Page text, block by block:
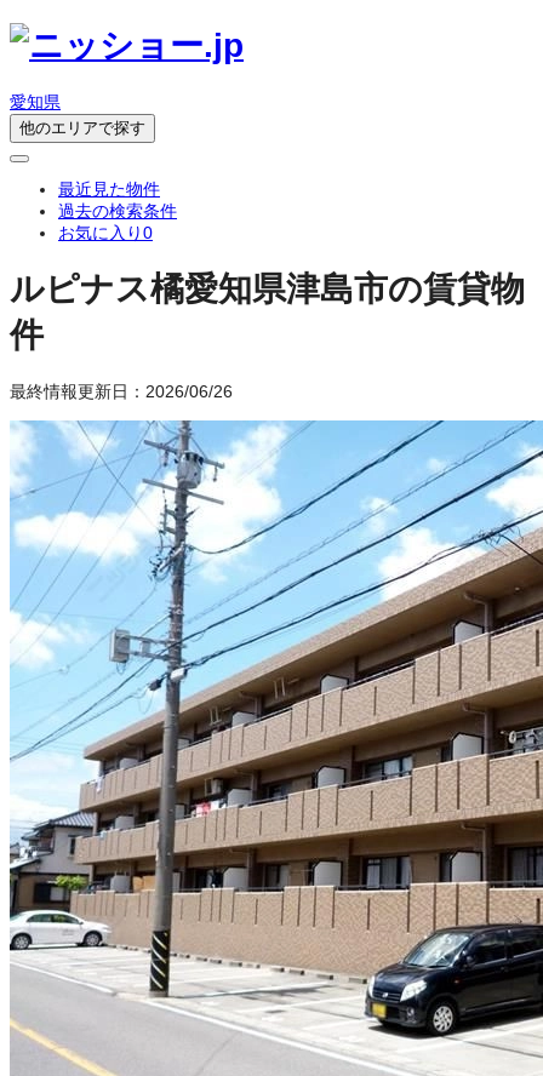
愛知県
他のエリアで探す
最近見た物件
過去の検索条件
お気に入り0
ルピナス橘愛知県津島市の賃貸物
件
最終情報更新日：2026/06/26